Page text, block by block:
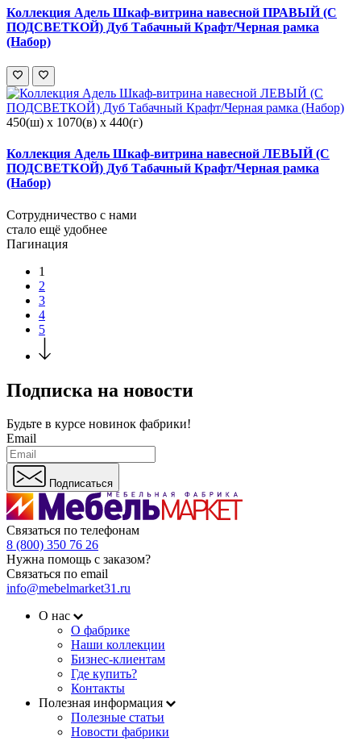
Коллекция Адель Шкаф-витрина навесной ПРАВЫЙ (С
ПОДСВЕТКОЙ) Дуб Табачный Крафт/Черная рамка
(Набор)
450(ш) x 1070(в) x 440(г)
Коллекция Адель Шкаф-витрина навесной ЛЕВЫЙ (С
ПОДСВЕТКОЙ) Дуб Табачный Крафт/Черная рамка
(Набор)
Сотрудничество с нами
стало ещё удобнее
Пагинация
1
2
3
4
5
Подписка на новости
Будьте в курсе новинок фабрики!
Email
Подписаться
Связаться по телефонам
8 (800) 350 76 26
Нужна помощь с заказом?
Связаться по email
info@mebelmarket31.ru
О нас
О фабрике
Наши коллекции
Бизнес-клиентам
Где купить?
Контакты
Полезная информация
Полезные статьи
Новости фабрики